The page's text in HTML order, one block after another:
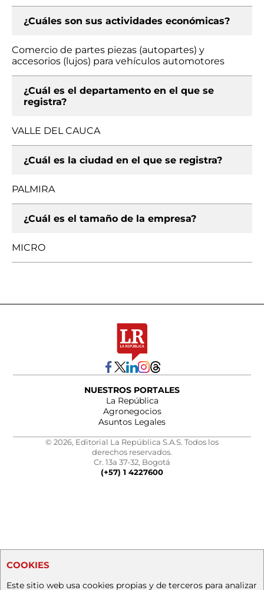
¿Cuáles son sus actividades económicas?
Comercio de partes piezas (autopartes) y
accesorios (lujos) para vehículos automotores
¿Cuál es el departamento en el que se
registra?
VALLE DEL CAUCA
¿Cuál es la ciudad en el que se registra?
PALMIRA
¿Cuál es el tamaño de la empresa?
MICRO
NUESTROS PORTALES
La República
Agronegocios
Asuntos Legales
© 2026, Editorial La República S.A.S. Todos los
derechos reservados.
Cr. 13a 37-32, Bogotá
(+57) 1 4227600
COOKIES
Este sitio web usa cookies propias y de terceros para analizar